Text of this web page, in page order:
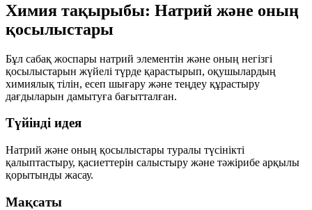
Химия тақырыбы: Натрий және оның
қосылыстары
Бұл сабақ жоспары натрий элементін және оның негізгі
қосылыстарын жүйелі түрде қарастырып, оқушылардың
химиялық тілін, есеп шығару және теңдеу құрастыру
дағдыларын дамытуға бағытталған.
Түйінді идея
Натрий және оның қосылыстары туралы түсінікті
қалыптастыру, қасиеттерін салыстыру және тәжірибе арқылы
қорытынды жасау.
Мақсаты